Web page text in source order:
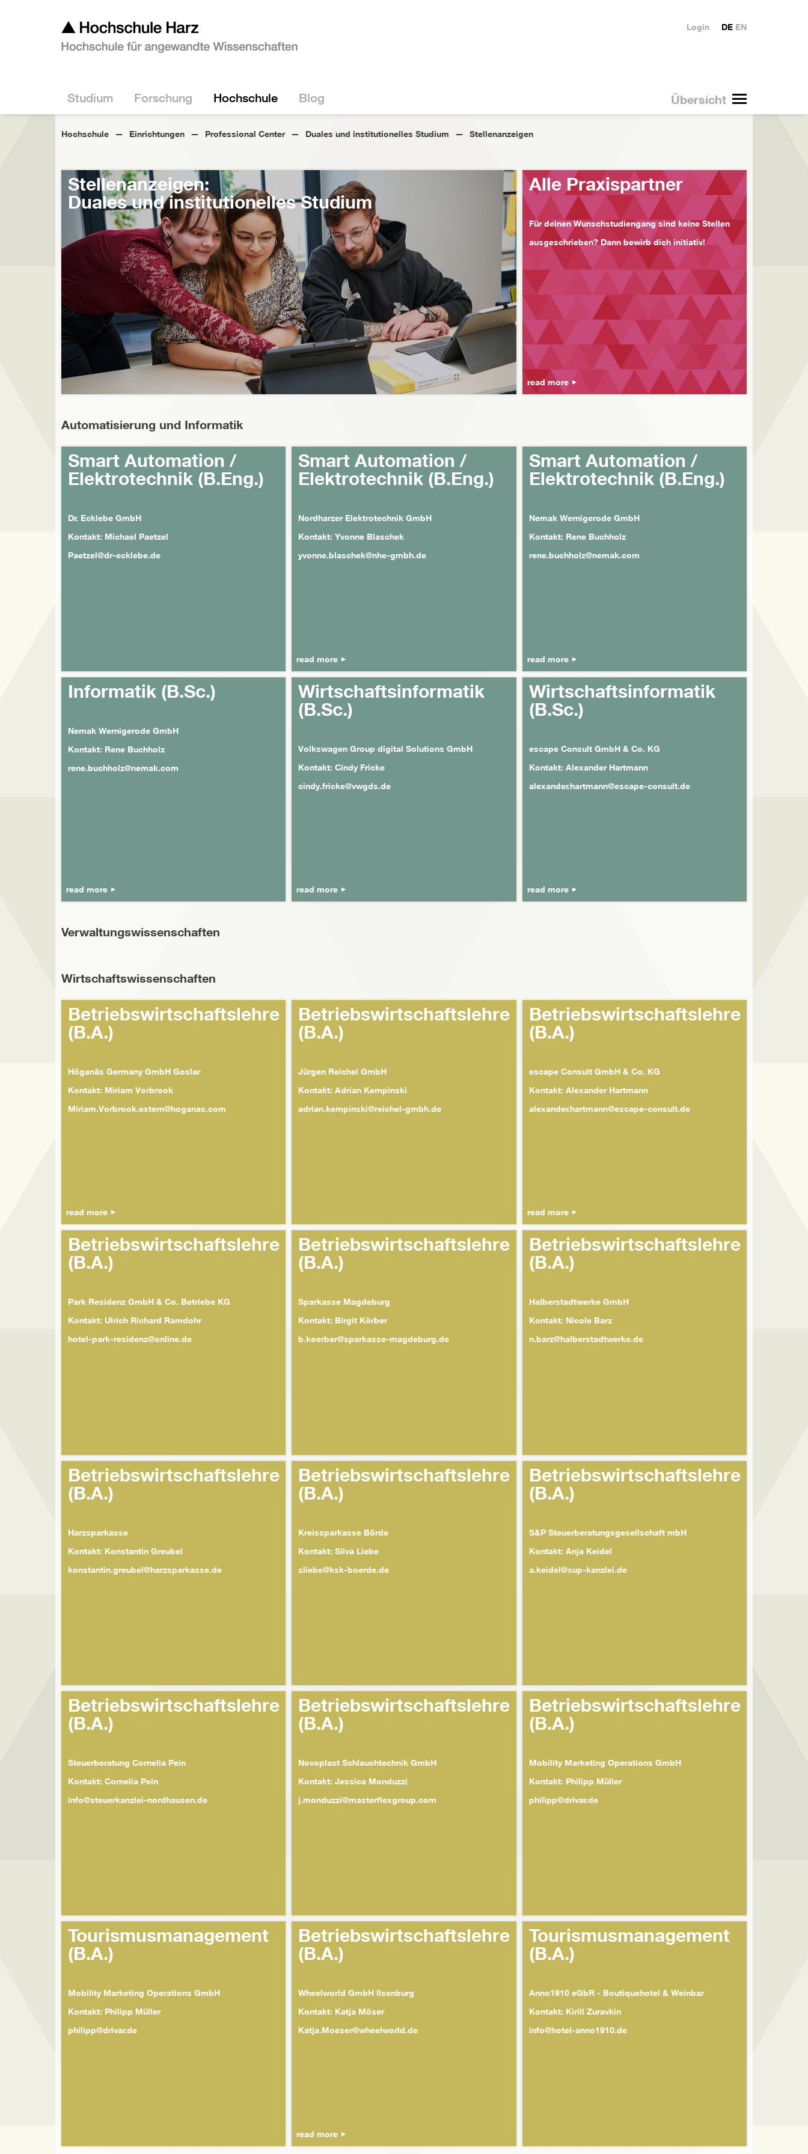
Übersicht
Studium Forschung Hochschule Blog
DE EN
Login
Hochschule Einrichtungen Professional Center Duales und institutionelles Studium Stellenanzeigen
Stellenanzeigen:
Duales und institutionelles Studium
Alle Praxispartner
Für deinen Wunschstudiengang sind keine Stellen
ausgeschrieben? Dann bewirb dich initiativ!
read more
Automatisierung und Informatik
Smart Automation /
Elektrotechnik (B.Eng.)
Dr. Ecklebe GmbH
Kontakt: Michael Paetzel
Paetzel@dr-ecklebe.de
Smart Automation /
Elektrotechnik (B.Eng.)
Nordharzer Elektrotechnik GmbH
Kontakt: Yvonne Blaschek
yvonne.blaschek@nhe-gmbh.de
read more
Smart Automation /
Elektrotechnik (B.Eng.)
Nemak Wernigerode GmbH
Kontakt: Rene Buchholz
rene.buchholz@nemak.com
read more
Informatik (B.Sc.)
Nemak Wernigerode GmbH
Kontakt: Rene Buchholz
rene.buchholz@nemak.com
read more
Wirtschaftsinformatik
(B.Sc.)
Volkswagen Group digital Solutions GmbH
Kontakt: Cindy Fricke
cindy.fricke@vwgds.de
read more
Wirtschaftsinformatik
(B.Sc.)
escape Consult GmbH & Co. KG
Kontakt: Alexander Hartmann
alexander.hartmann@escape-consult.de
read more
Verwaltungswissenschaften
Wirtschaftswissenschaften
Betriebswirtschaftslehre
(B.A.)
Höganäs Germany GmbH Goslar
Kontakt: Miriam Vorbrook
Miriam.Vorbrook.extern@hoganas.com
read more
Betriebswirtschaftslehre
(B.A.)
Jürgen Reichel GmbH
Kontakt: Adrian Kempinski
adrian.kempinski@reichel-gmbh.de
Betriebswirtschaftslehre
(B.A.)
escape Consult GmbH & Co. KG
Kontakt: Alexander Hartmann
alexander.hartmann@escape-consult.de
read more
Betriebswirtschaftslehre
(B.A.)
Park Residenz GmbH & Co. Betriebe KG
Kontakt: Ulrich Richard Ramdohr
hotel-park-residenz@online.de
Betriebswirtschaftslehre
(B.A.)
Sparkasse Magdeburg
Kontakt: Birgit Körber
b.koerber@sparkasse-magdeburg.de
Betriebswirtschaftslehre
(B.A.)
Halberstadtwerke GmbH
Kontakt: Nicole Barz
n.barz@halberstadtwerke.de
Betriebswirtschaftslehre
(B.A.)
Harzsparkasse
Kontakt: Konstantin Greubel
konstantin.greubel@harzsparkasse.de
Betriebswirtschaftslehre
(B.A.)
Kreissparkasse Börde
Kontakt: Silva Liebe
sliebe@ksk-boerde.de
Betriebswirtschaftslehre
(B.A.)
S&P Steuerberatungsgesellschaft mbH
Kontakt: Anja Keidel
a.keidel@sup-kanzlei.de
Betriebswirtschaftslehre
(B.A.)
Steuerberatung Cornelia Pein
Kontakt: Cornelia Pein
info@steuerkanzlei-nordhausen.de
Betriebswirtschaftslehre
(B.A.)
Novoplast Schlauchtechnik GmbH
Kontakt: Jessica Monduzzi
j.monduzzi@masterflexgroup.com
Betriebswirtschaftslehre
(B.A.)
Mobility Marketing Operations GmbH
Kontakt: Philipp Müller
philipp@drivar.de
Tourismusmanagement
(B.A.)
Mobility Marketing Operations GmbH
Kontakt: Philipp Müller
philipp@drivar.de
Betriebswirtschaftslehre
(B.A.)
Wheelworld GmbH Ilsenburg
Kontakt: Katja Möser
Katja.Moeser@wheelworld.de
read more
Tourismusmanagement
(B.A.)
Anno1910 eGbR - Boutiquehotel & Weinbar
Kontakt: Kirill Zuravkin
info@hotel-anno1910.de